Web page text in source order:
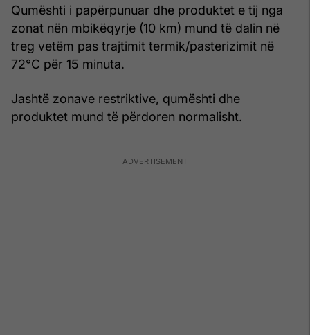
Qumështi i papërpunuar dhe produktet e tij nga
zonat nën mbikëqyrje (10 km) mund të dalin në
treg vetëm pas trajtimit termik/pasterizimit në
72°C për 15 minuta.
Jashtë zonave restriktive, qumështi dhe
produktet mund të përdoren normalisht.